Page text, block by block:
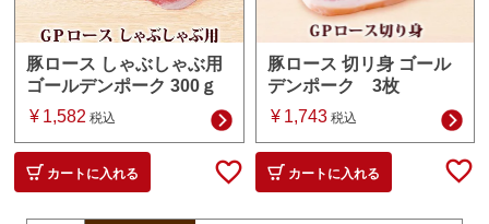
豚ロース しゃぶしゃぶ用
ゴールデンポーク 300ｇ
¥ 1,582 税込
カートに入れる
豚ロース 切リ身 ゴール
デンポーク 3枚
¥ 1,743 税込
カートに入れる